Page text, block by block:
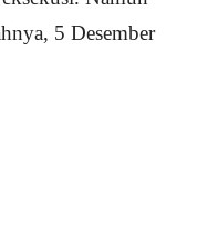
5 Desember